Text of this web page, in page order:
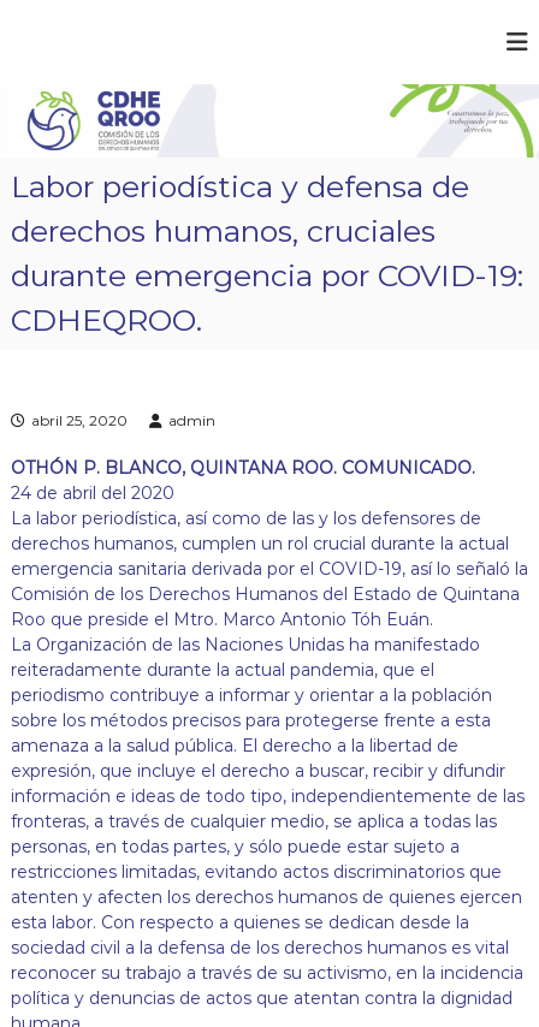
D
H
E
R
O
O
n
s
r
i
m
o
s
l
a
r
a
a
j
a
n
d
o
p
o
r
t
u
s
d
r
e
c
h
o
s
Labor periodística y defensa de
derechos humanos, cruciales
durante emergencia por COVID-19:
CDHEQROO.
abril 25, 2020 admin
OTHÓN P. BLANCO, QUINTANA ROO. COMUNICADO.
24 de abril del 2020
La labor periodística, así como de las y los defensores de
derechos humanos, cumplen un rol crucial durante la actual
emergencia sanitaria derivada por el COVID-19, así lo señaló la
Comisión de los Derechos Humanos del Estado de Quintana
Roo que preside el Mtro. Marco Antonio Tóh Euán.
La Organización de las Naciones Unidas ha manifestado
reiteradamente durante la actual pandemia, que el
periodismo contribuye a informar y orientar a la población
sobre los métodos precisos para protegerse frente a esta
amenaza a la salud pública. El derecho a la libertad de
expresión, que incluye el derecho a buscar, recibir y difundir
información e ideas de todo tipo, independientemente de las
fronteras, a través de cualquier medio, se aplica a todas las
personas, en todas partes, y sólo puede estar sujeto a
restricciones limitadas, evitando actos discriminatorios que
atenten y afecten los derechos humanos de quienes ejercen
esta labor. Con respecto a quienes se dedican desde la
sociedad civil a la defensa de los derechos humanos es vital
reconocer su trabajo a través de su activismo, en la incidencia
política y denuncias de actos que atentan contra la dignidad